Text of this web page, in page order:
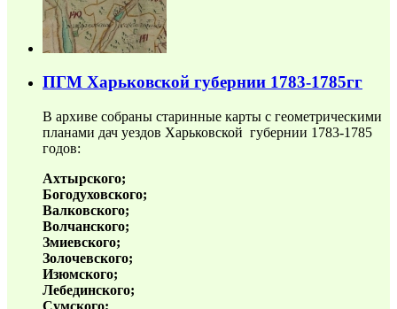
ПГМ Харьковской губернии 1783-1785гг
В архиве собраны старинные карты с геометрическими
планами дач уездов Харьковской губернии 1783-1785
годов:
Ахтырского;
Богодуховского;
Валковского;
Волчанского;
Змиевского;
Золочевского;
Изюмского;
Лебединского;
Сумского;